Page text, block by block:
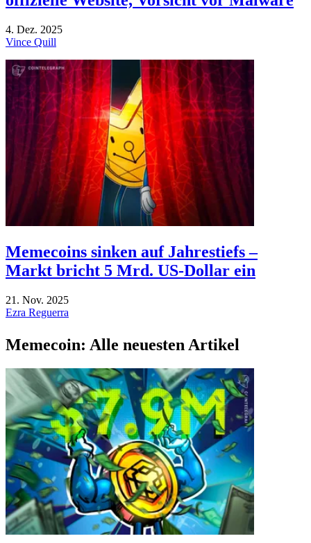
4. Dez. 2025
Vince Quill
Memecoins sinken auf Jahrestiefs –
Markt bricht 5 Mrd. US-Dollar ein
21. Nov. 2025
Ezra Reguerra
Memecoin: Alle neuesten Artikel